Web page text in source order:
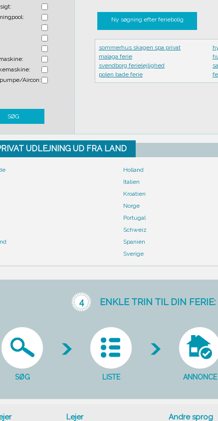
Ny søgning efter feriebolig
sommerhus skagen spa privat
malaga ferie
svendborg ferielejlighed
polen bade ferie
Aircon:
SØG
UDLEJNING UD FRA LAND
Holland
Italien
Kroatien
Norge
Portugal
Schweiz
Spanien
Sverige
4 ENKLE TRIN TIL DIN FERIE:
SØG LISTE ANNONCE
Lejer Andre sprog